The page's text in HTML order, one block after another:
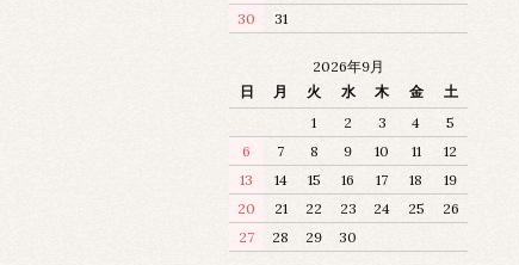
30
31
2026年9月
日
月 火 水 木 金
土
1
2 3 4
5
6
7 8 9 10 11
12
13
14 15 16 17 18
19
20
21 22 23 24 25
26
27
28 29 30